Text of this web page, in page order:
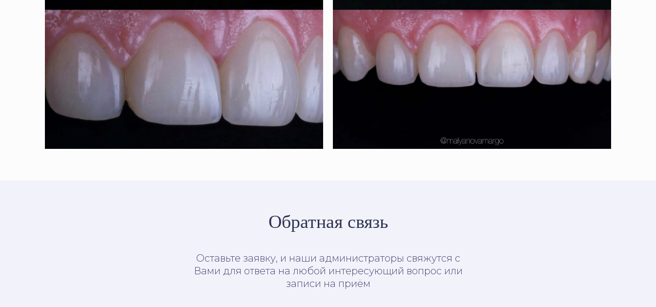
Обратная связь
Оставьте заявку, и наши администраторы свяжутся с
Вами для ответа на любой интересующий вопрос или
записи на приём